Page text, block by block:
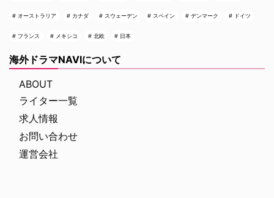
オーストラリア カナダ スウェーデン スペイン デンマーク ドイツ
フランス メキシコ 北欧 日本
海外ドラマNAVIについて
ABOUT
ライター一覧
求人情報
お問い合わせ
運営会社